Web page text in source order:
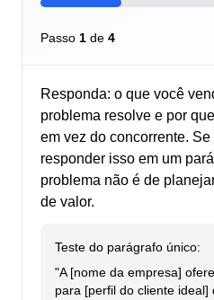
Passo 1 de 4
Responda: o que você
problema resolve e por
em vez do concorrente.
responder isso em um
problema não é de
de valor.
Teste do parágrafo único:
"A [nome da empresa]
para [perfil do cliente ideal]